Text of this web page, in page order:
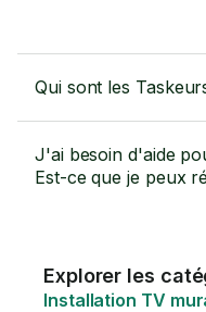
Qui sont les
J'ai besoin d'aide
Est-ce que je peux
Explorer les
Installation TV